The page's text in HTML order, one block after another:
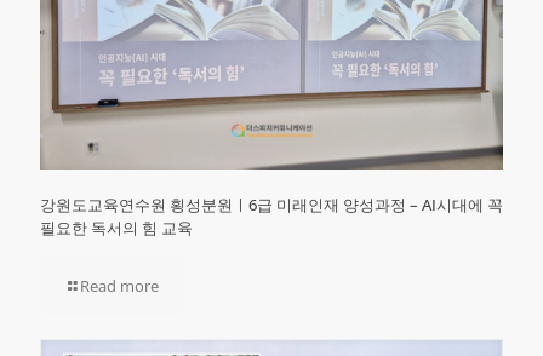
강원도교육연수원 횡성분원ㅣ6급 미래인재 양성과정 – AI시대에 꼭
필요한 독서의 힘 교육
Read more